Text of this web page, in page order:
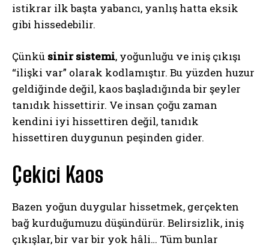
istikrar ilk başta yabancı, yanlış hatta eksik
gibi hissedebilir.
Çünkü sinir sistemi, yoğunluğu ve iniş çıkışı
“ilişki var” olarak kodlamıştır. Bu yüzden huzur
geldiğinde değil, kaos başladığında bir şeyler
tanıdık hissettirir. Ve insan çoğu zaman
kendini iyi hissettiren değil, tanıdık
hissettiren duygunun peşinden gider.
Çekici Kaos
Bazen yoğun duygular hissetmek, gerçekten
bağ kurduğumuzu düşündürür. Belirsizlik, iniş
çıkışlar, bir var bir yok hâli… Tüm bunlar